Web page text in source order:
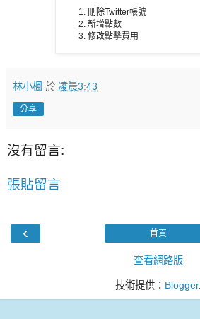
刪除Twitter帳號
新增點數
修改點擊費用
林小楓 於 凌晨3:43
分享
沒有留言:
張貼留言
‹ 首頁
查看網路版
技術提供： Blogger.